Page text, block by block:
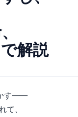
解説
かす——
て、